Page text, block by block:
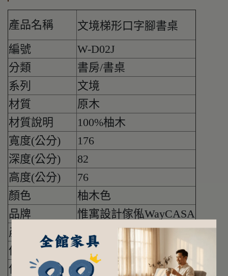
產品名稱
文境梯形口字腳書桌
編號
W-D02J
分類
書房/書桌
系列
文境
材質
原木
材質說明
100%柚木
寬度(公分)
176
深度(公分)
82
高度(公分)
76
顏色
柚木色
品牌
惟寓設計傢俬WayCASA
產地
印度尼西亞
保養方法
抹布擦拭即可
使用注意事項 請勿使用酒精擦拭